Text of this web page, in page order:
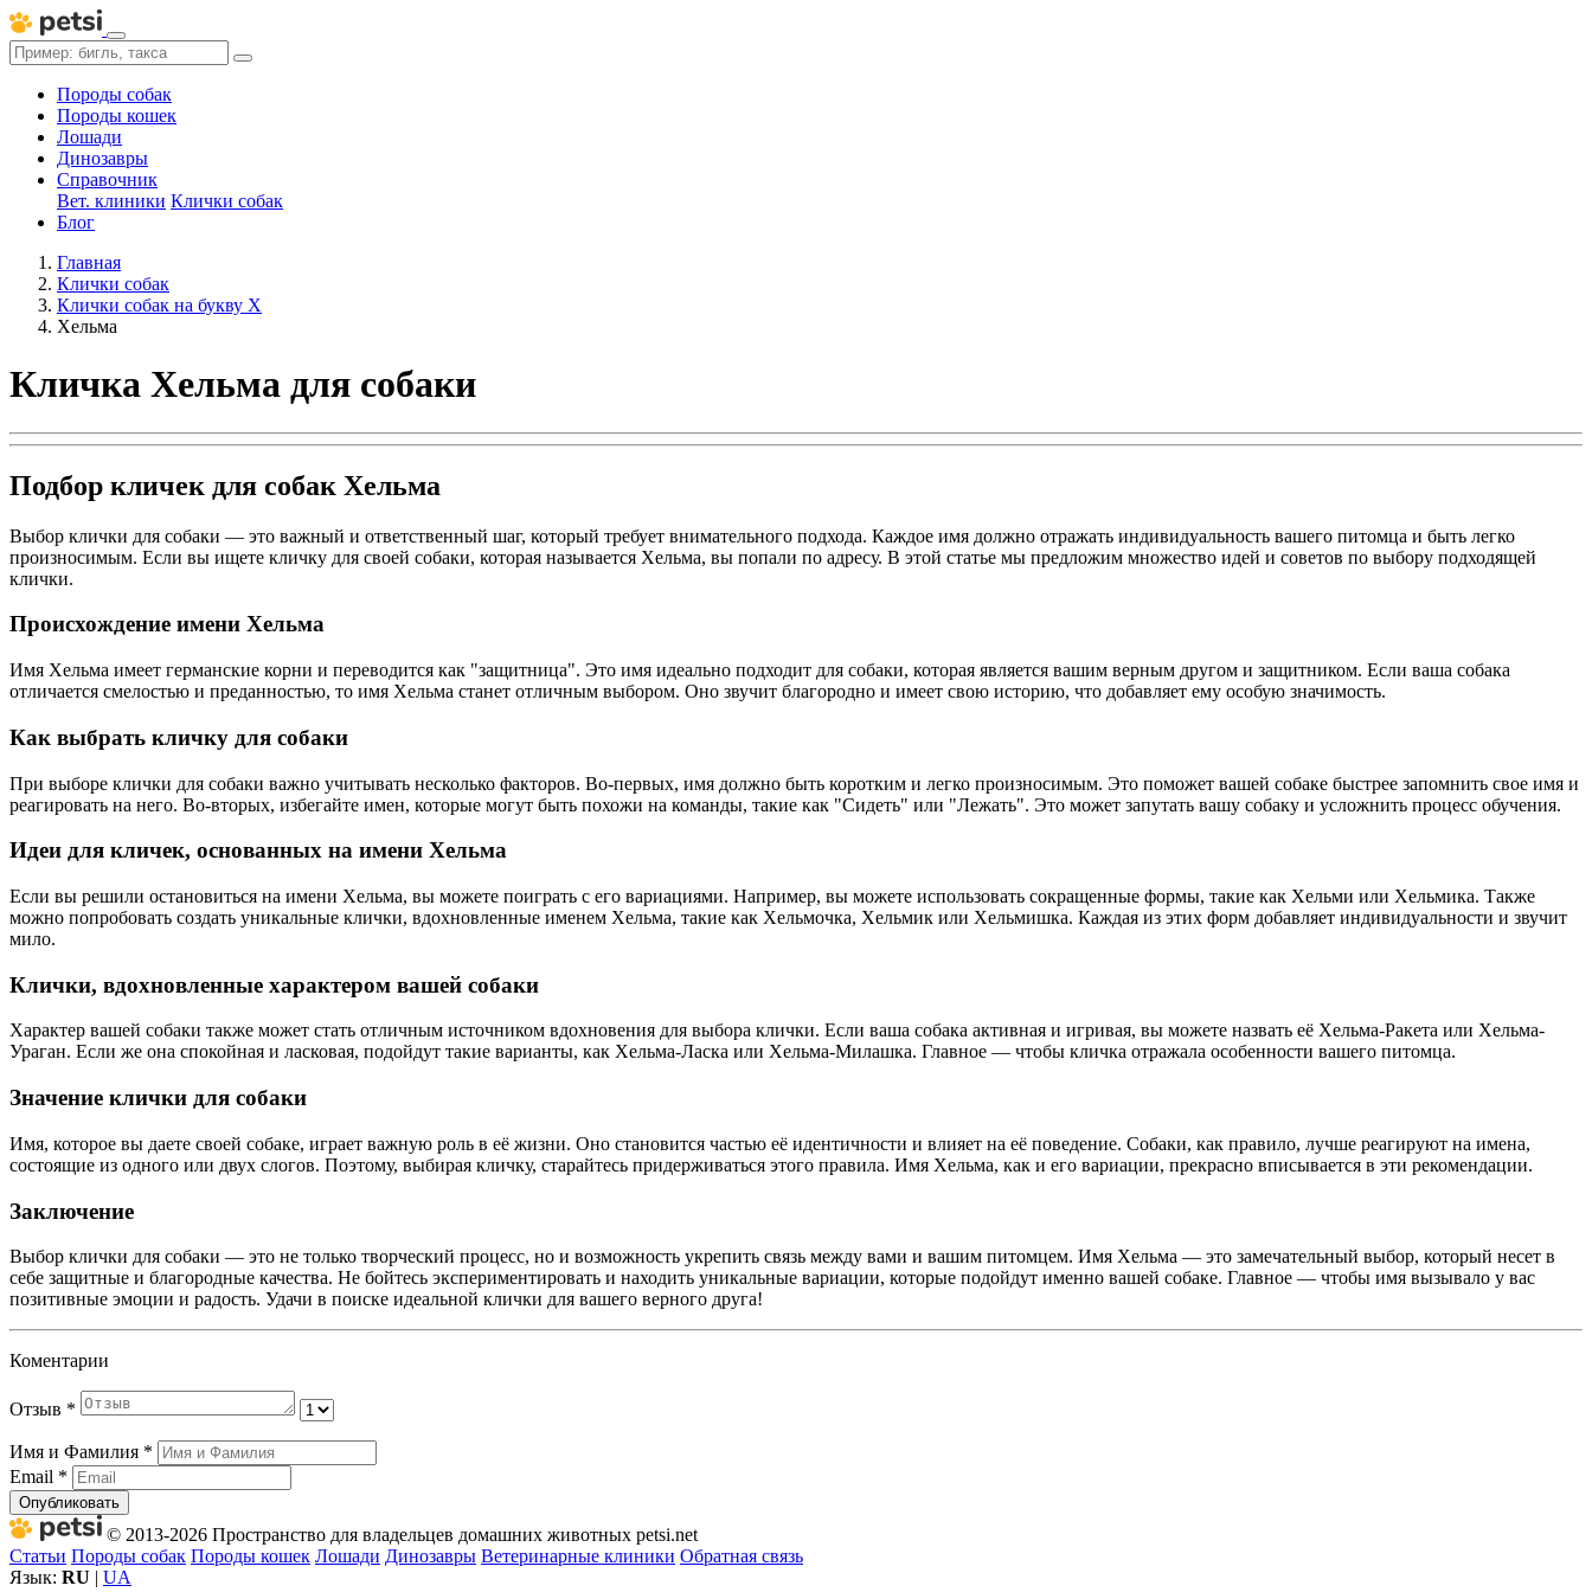
Породы собак
Породы кошек
Лошади
Динозавры
Справочник
Вет. клиники Клички собак
Блог
Главная
Клички собак
Клички собак на букву Х
Хельма
Кличка Хельма для собаки
Подбор кличек для собак Хельма
Выбор клички для собаки — это важный и ответственный шаг, который требует внимательного подхода. Каждое имя должно отражать индивидуальность вашего питомца и быть легко
произносимым. Если вы ищете кличку для своей собаки, которая называется Хельма, вы попали по адресу. В этой статье мы предложим множество идей и советов по выбору подходящей
клички.
Происхождение имени Хельма
Имя Хельма имеет германские корни и переводится как "защитница". Это имя идеально подходит для собаки, которая является вашим верным другом и защитником. Если ваша собака
отличается смелостью и преданностью, то имя Хельма станет отличным выбором. Оно звучит благородно и имеет свою историю, что добавляет ему особую значимость.
Как выбрать кличку для собаки
При выборе клички для собаки важно учитывать несколько факторов. Во-первых, имя должно быть коротким и легко произносимым. Это поможет вашей собаке быстрее запомнить свое имя и
реагировать на него. Во-вторых, избегайте имен, которые могут быть похожи на команды, такие как "Сидеть" или "Лежать". Это может запутать вашу собаку и усложнить процесс обучения.
Идеи для кличек, основанных на имени Хельма
Если вы решили остановиться на имени Хельма, вы можете поиграть с его вариациями. Например, вы можете использовать сокращенные формы, такие как Хельми или Хельмика. Также
можно попробовать создать уникальные клички, вдохновленные именем Хельма, такие как Хельмочка, Хельмик или Хельмишка. Каждая из этих форм добавляет индивидуальности и звучит
мило.
Клички, вдохновленные характером вашей собаки
Характер вашей собаки также может стать отличным источником вдохновения для выбора клички. Если ваша собака активная и игривая, вы можете назвать её Хельма-Ракета или Хельма-
Ураган. Если же она спокойная и ласковая, подойдут такие варианты, как Хельма-Ласка или Хельма-Милашка. Главное — чтобы кличка отражала особенности вашего питомца.
Значение клички для собаки
Имя, которое вы даете своей собаке, играет важную роль в её жизни. Оно становится частью её идентичности и влияет на её поведение. Собаки, как правило, лучше реагируют на имена,
состоящие из одного или двух слогов. Поэтому, выбирая кличку, старайтесь придерживаться этого правила. Имя Хельма, как и его вариации, прекрасно вписывается в эти рекомендации.
Заключение
Выбор клички для собаки — это не только творческий процесс, но и возможность укрепить связь между вами и вашим питомцем. Имя Хельма — это замечательный выбор, который несет в
себе защитные и благородные качества. Не бойтесь экспериментировать и находить уникальные вариации, которые подойдут именно вашей собаке. Главное — чтобы имя вызывало у вас
позитивные эмоции и радость. Удачи в поиске идеальной клички для вашего верного друга!
Коментарии
Отзыв *
Имя и Фамилия *
Email *
Опубликовать
© 2013-2026 Пространство для владельцев домашних животных petsi.net
Статьи Породы собак Породы кошек Лошади Динозавры Ветеринарные клиники Обратная связь
Язык: RU | UA